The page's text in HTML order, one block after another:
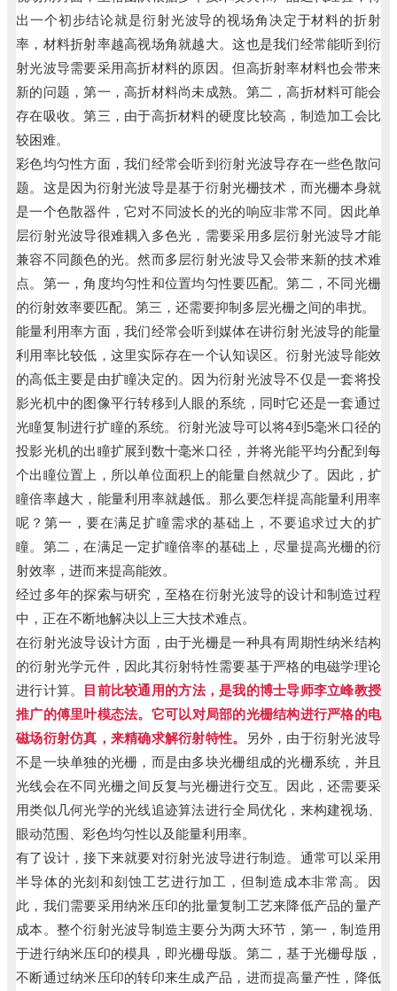
出一个初步结论就是衍射光波导的视场角决定于材料的折射
率，材料折射率越高视场角就越大。这也是我们经常能听到衍
射光波导需要采用高折材料的原因。但高折射率材料也会带来
新的问题，第一，高折材料尚未成熟。第二，高折材料可能会
存在吸收。第三，由于高折材料的硬度比较高，制造加工会比
较困难。
彩色均匀性方面，我们经常会听到衍射光波导存在一些色散问
题。这是因为衍射光波导是基于衍射光栅技术，而光栅本身就
是一个色散器件，它对不同波长的光的响应非常不同。因此单
层衍射光波导很难耦入多色光，需要采用多层衍射光波导才能
兼容不同颜色的光。然而多层衍射光波导又会带来新的技术难
点。第一，角度均匀性和位置均匀性要匹配。第二，不同光栅
的衍射效率要匹配。第三，还需要抑制多层光栅之间的串扰。
能量利用率方面，我们经常会听到媒体在讲衍射光波导的能量
利用率比较低，这里实际存在一个认知误区。衍射光波导能效
的高低主要是由扩瞳决定的。因为衍射光波导不仅是一套将投
影光机中的图像平行转移到人眼的系统，同时它还是一套通过
光瞳复制进行扩瞳的系统。衍射光波导可以将4到5毫米口径的
投影光机的出瞳扩展到数十毫米口径，并将光能平均分配到每
个出瞳位置上，所以单位面积上的能量自然就少了。因此，扩
瞳倍率越大，能量利用率就越低。那么要怎样提高能量利用率
呢？第一，要在满足扩瞳需求的基础上，不要追求过大的扩
瞳。第二，在满足一定扩瞳倍率的基础上，尽量提高光栅的衍
射效率，进而来提高能效。
经过多年的探索与研究，至格在衍射光波导的设计和制造过程
中，正在不断地解决以上三大技术难点。
在衍射光波导设计方面，由于光栅是一种具有周期性纳米结构
的衍射光学元件，因此其衍射特性需要基于严格的电磁学理论
进行计算。
目前比较通用的方法，是我的博士导师李立峰教授
推广的傅里叶模态法。 它可以对局部的光栅结构进行严格的电
磁场衍射仿真，来精确求解衍射特性。
另外，由于衍射光波导
不是一块单独的光栅，而是由多块光栅组成的光栅系统，并且
光线会在不同光栅之间反复与光栅进行交互。因此，还需要采
用类似几何光学的光线追迹算法进行全局优化，来构建视场、
眼动范围、彩色均匀性以及能量利用率。
有了设计，接下来就要对衍射光波导进行制造。通常可以采用
半导体的光刻和刻蚀工艺进行加工，但制造成本非常高。因
此，我们需要采用纳米压印的批量复制工艺来降低产品的量产
成本。整个衍射光波导制造主要分为两大环节，第一，制造用
于进行纳米压印的模具，即光栅母版。第二，基于光栅母版，
不断通过纳米压印的转印来生成产品，进而提高量产性，降低